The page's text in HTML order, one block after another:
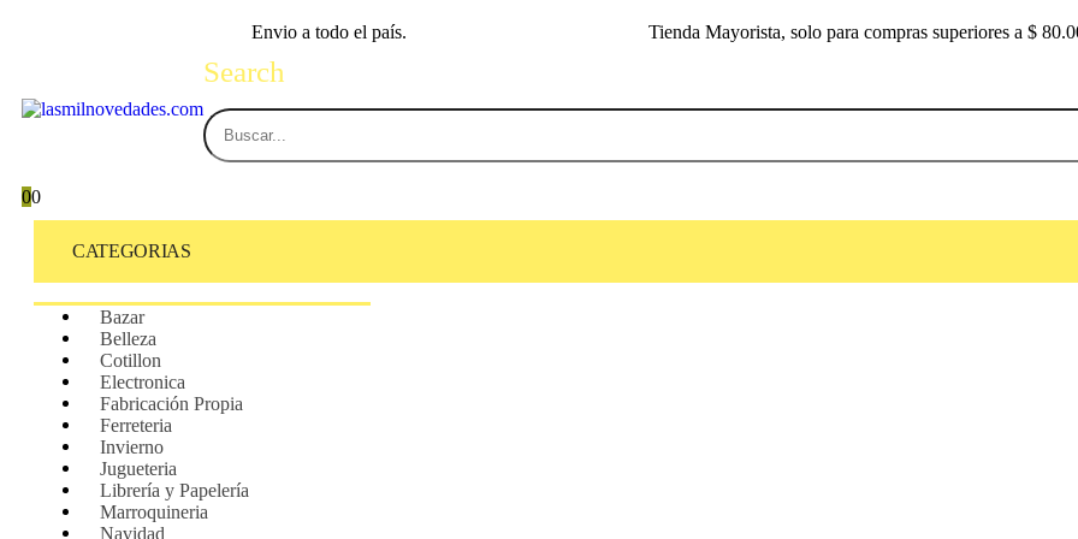
Envio a todo el país. Tienda Mayorista, solo para compras superiores a $
Search
00
CATEGORIAS
Bazar
Belleza
Cotillon
Electronica
Fabricación Propia
Ferreteria
Invierno
Jugueteria
Librería y Papelería
Marroquineria
Navidad